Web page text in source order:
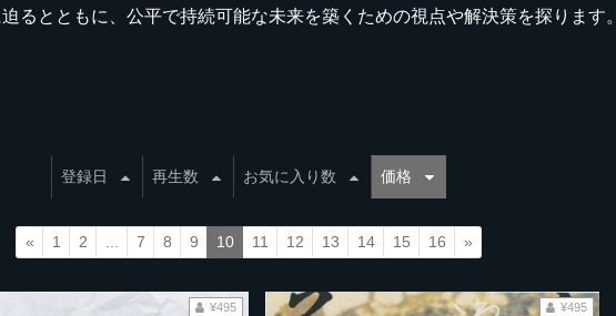
るとともに、公平で持続可能な未来を築くための視点や解決策を探ります。
登録日 再生数 お気に入り数 価格
« 1 2 7 8 9 10 11 12 13 14 15 16 »
¥495 ¥495